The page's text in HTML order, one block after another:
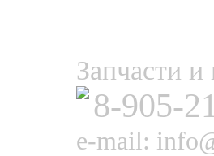
Запчасти
8-905-
e-mail: